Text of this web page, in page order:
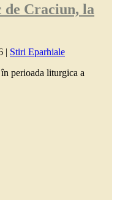
de Craciun, la
| Stiri Eparhiale
perioada liturgica a